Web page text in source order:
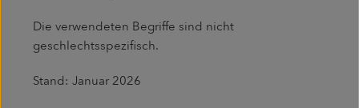
Die verwendeten Begriffe sind nicht
geschlechtsspezifisch.
Stand: Januar 2026